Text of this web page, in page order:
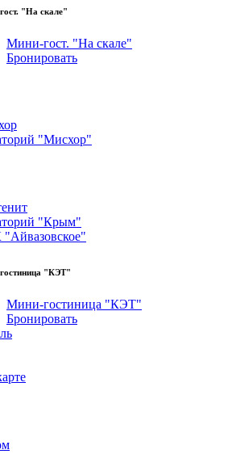
"На скале"
Мини-гост. "На скале"
Бронировать
"Мисхор"
"Крым"
"КЭТ"
Мини-гостиница "КЭТ"
Бронировать